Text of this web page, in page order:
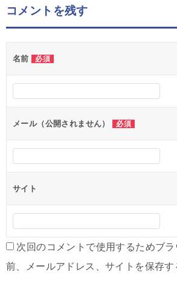
ナ
ビ
ー
シ
ン
コメントを残す
名前 必須
メール（公開されません） 必須
サイト
次回のコメントで使用するためブ
前、メールアドレス、サイトを保存す